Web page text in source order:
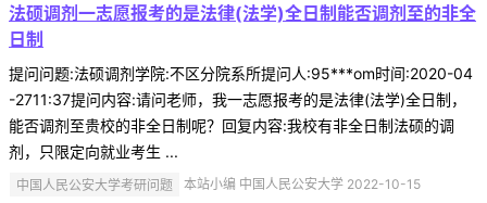
法硕调剂一志愿报考的是法律(法学)全日制能否调剂至的非全
日制
提问问题:法硕调剂学院:不区分院系所提问人:95***om时间:2020-04
-2711:37提问内容:请问老师，我一志愿报考的是法律(法学)全日制，
能否调剂至贵校的非全日制呢？回复内容:我校有非全日制法硕的调
剂，只限定向就业考生 ...
中国人民公安大学考研问题 本站小编 中国人民公安大学 2022-10-15